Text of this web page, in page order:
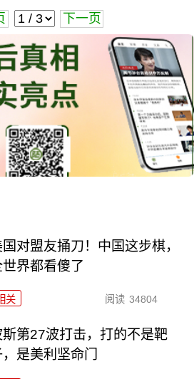
下一页
国对盟友捅刀！中国这步棋，
世界都看傻了
关 阅读 34804
斯第27波打击，打的不是靶
是美利坚命门